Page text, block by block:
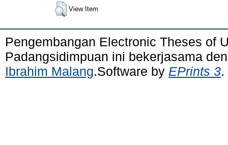
View Item
Pengembangan Electronic Theses of
Padangsidimpuan ini bekerjasama
Ibrahim Malang.Software by EPrints 3.